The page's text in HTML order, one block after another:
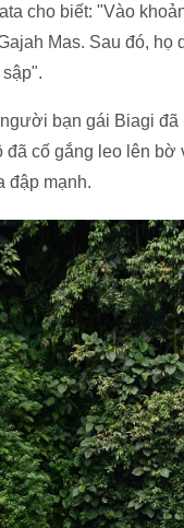
cho biết: "Vào
Mas. Sau đó,
bạn gái Biagi
đã cố gắng leo lên
đập mạnh.